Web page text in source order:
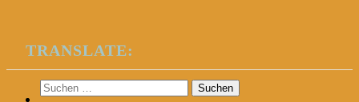
TRANSLATE:
Suchen